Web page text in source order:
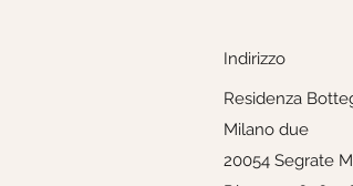
Indirizzo
Residenza
Milano due
20054 Segrate